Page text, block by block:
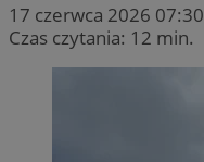
17 czerwca 2026 07:30
Czas czytania: 12 min.